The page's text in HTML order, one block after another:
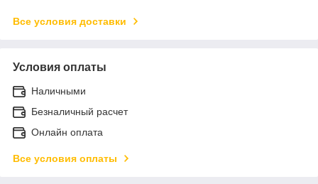
Все условия доставки
Условия оплаты
Наличными
Безналичный расчет
Онлайн оплата
Все условия оплаты